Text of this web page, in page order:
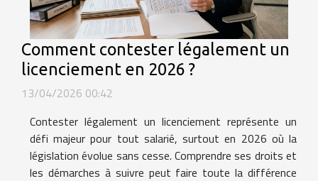
Comment contester légalement un
licenciement en 2026 ?
13/04/2026 00:42
Contester légalement un licenciement représente un
défi majeur pour tout salarié, surtout en 2026 où la
législation évolue sans cesse. Comprendre ses droits et
les démarches à suivre peut faire toute la différence